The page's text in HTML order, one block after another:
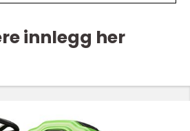
innlegg her